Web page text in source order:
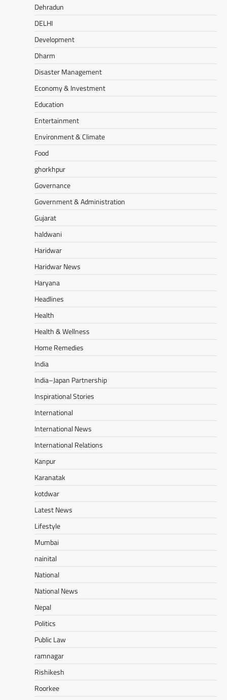
Dehradun
DELHI
Development
Dharm
Disaster Management
Economy & Investment
Education
Entertainment
Environment & Climate
Food
ghorkhpur
Governance
Government & Administration
Gujarat
haldwani
Haridwar
Haridwar News
Haryana
Headlines
Health
Health & Wellness
Home Remedies
India
India–Japan Partnership
Inspirational Stories
International
International News
International Relations
Kanpur
Karanatak
kotdwar
Latest News
Lifestyle
Mumbai
nainital
National
National News
Nepal
Politics
Public Law
ramnagar
Rishikesh
Roorkee